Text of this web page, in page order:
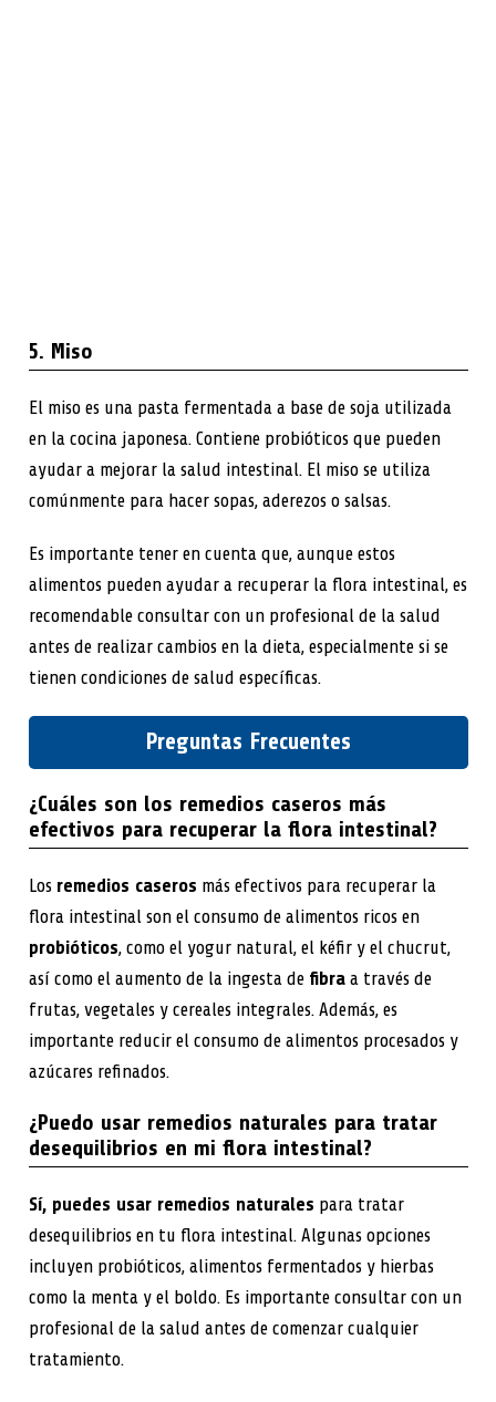
5. Miso
El miso es una pasta fermentada a base de soja utilizada
en la cocina japonesa. Contiene probióticos que pueden
ayudar a mejorar la salud intestinal. El miso se utiliza
comúnmente para hacer sopas, aderezos o salsas.
Es importante tener en cuenta que, aunque estos
alimentos pueden ayudar a recuperar la flora intestinal, es
recomendable consultar con un profesional de la salud
antes de realizar cambios en la dieta, especialmente si se
tienen condiciones de salud específicas.
Preguntas Frecuentes
¿Cuáles son los remedios caseros más
efectivos para recuperar la flora intestinal?
Los remedios caseros más efectivos para recuperar la
flora intestinal son el consumo de alimentos ricos en
probióticos, como el yogur natural, el kéfir y el chucrut,
así como el aumento de la ingesta de fibraa través de
frutas, vegetales y cereales integrales. Además, es
importante reducir el consumo de alimentos procesados y
azúcares refinados.
¿Puedo usar remedios naturales para tratar
desequilibrios en mi flora intestinal?
Sí, puedes usar remedios naturales para tratar
desequilibrios en tu flora intestinal. Algunas opciones
incluyen probióticos, alimentos fermentados y hierbas
como la menta y el boldo. Es importante consultar con un
profesional de la salud antes de comenzar cualquier
tratamiento.